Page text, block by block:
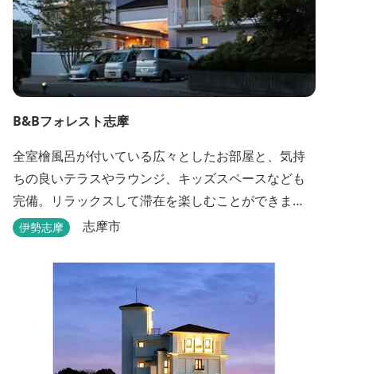
B&Bフォレスト志摩
全室檜風呂が付いている広々としたお部屋と、気持
ちの良いテラスやラウンジ、キッズスペースなども
完備。リラックスして滞在を楽しむことができま
す。
伊勢志摩 志摩市